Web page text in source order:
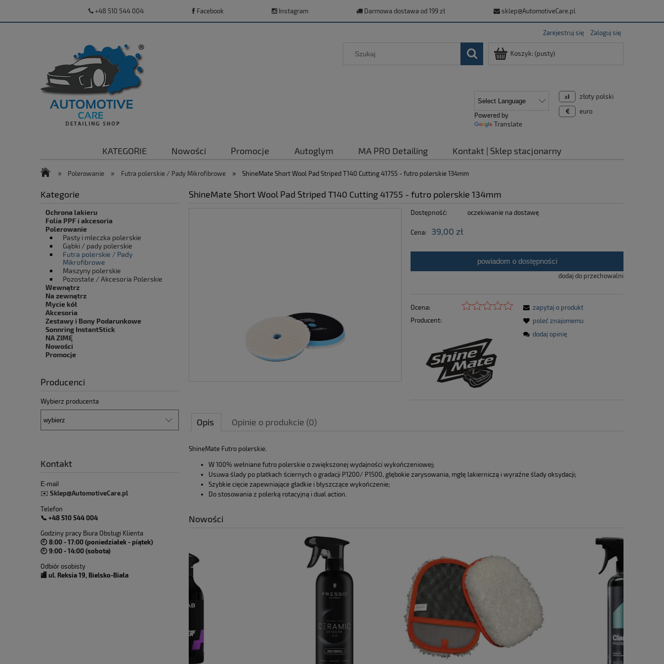
+48 510 544 004 Facebook Instagram Darmowa dostawa od 199 zł sklep@AutomotiveCare.pl
Zarejestruj się Zaloguj się
Koszyk: (pusty)
złoty polski
euro
Powered by
Translate
KATEGORIE Nowości Promocje Autoglym MA PRO Detailing Kontakt | Sklep stacjonarny
» Polerowanie » Futra polerskie / Pady Mikrofibrowe » ShineMate Short Wool Pad Striped T140 Cutting 41755 - futro polerskie 134mm
Kategorie
Ochrona lakieru
Folia PPF i akcesoria
Polerowanie
Pasty i mleczka polerskie
Gąbki / pady polerskie
Futra polerskie / Pady
Mikrofibrowe
Maszyny polerskie
Pozostałe / Akcesoria Polerskie
Wewnątrz
Na zewnątrz
Mycie kół
Akcesoria
Zestawy i Bony Podarunkowe
Sonnring InstantStick
NA ZIMĘ
Nowości
Promocje
Producenci
Wybierz producenta
Kontakt
E-mail
✉️ Sklep@AutomotiveCare.pl
Telefon
📞 +48 510 544 004
Godziny pracy Biura Obsługi Klienta
🕘 8:00 - 17:00 (poniedziałek - piątek)
🕘 9:00 - 14:00 (sobota)
Odbiór osobisty
🏬 ul. Reksia 19, Bielsko-Biała
ShineMate Short Wool Pad Striped T140 Cutting 41755 - futro polerskie 134mm
Dostępność: oczekiwanie na dostawę
Cena: 39,00 zł
powiadom o dostępności
dodaj do przechowalni
Ocena:
Producent:
zapytaj o produkt
poleć znajomemu
dodaj opinię
Opis Opinie o produkcie (0)
ShineMate Futro polerskie.
W 100% wełniane futro polerskie o zwiększonej wydajności wykończeniowej;
Usuwa ślady po płatkach ściernych o gradacji P1200/ P1500, głębokie zarysowania, mgłę lakierniczą i wyraźne ślady oksydacji;
Szybkie cięcie zapewniające gładkie i błyszczące wykończenie;
Do stosowania z polerką rotacyjną i dual action.
Nowości